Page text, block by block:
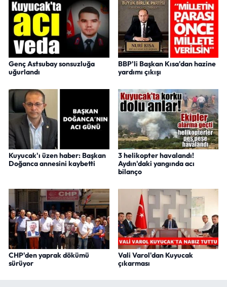
Genç Astsubay sonsuzluğa
uğurlandı
BBP'li Başkan Kısa'dan hazine
yardımı çıkışı
Kuyucak'ı üzen haber: Başkan
Doğanca annesini kaybetti
3 helikopter havalandı!
Aydın'daki yangında acı
bilanço
CHP'den yaprak dökümü
sürüyor
Vali Varol'dan Kuyucak
çıkarması